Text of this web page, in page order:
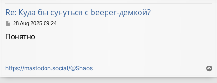
Re: Куда бы сунуться с beeper-демкой?
P
s
28 Aug 2025 09:24
Понятно
https://mastodon.social/@Shaos
o